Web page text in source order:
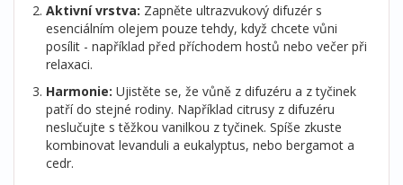
Aktivní vrstva: Zapněte ultrazvukový difuzér s
esenciálním olejem pouze tehdy, když chcete vůni
posílit - například před příchodem hostů nebo večer při
relaxaci.
Harmonie: Ujistěte se, že vůně z difuzéru a z tyčinek
patří do stejné rodiny. Například citrusy z difuzéru
neslučujte s těžkou vanilkou z tyčinek. Spíše zkuste
kombinovat levanduli a eukalyptus, nebo bergamot a
cedr.